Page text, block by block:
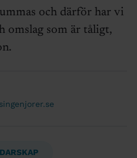
och därför har vi
omslag som är tåligt,